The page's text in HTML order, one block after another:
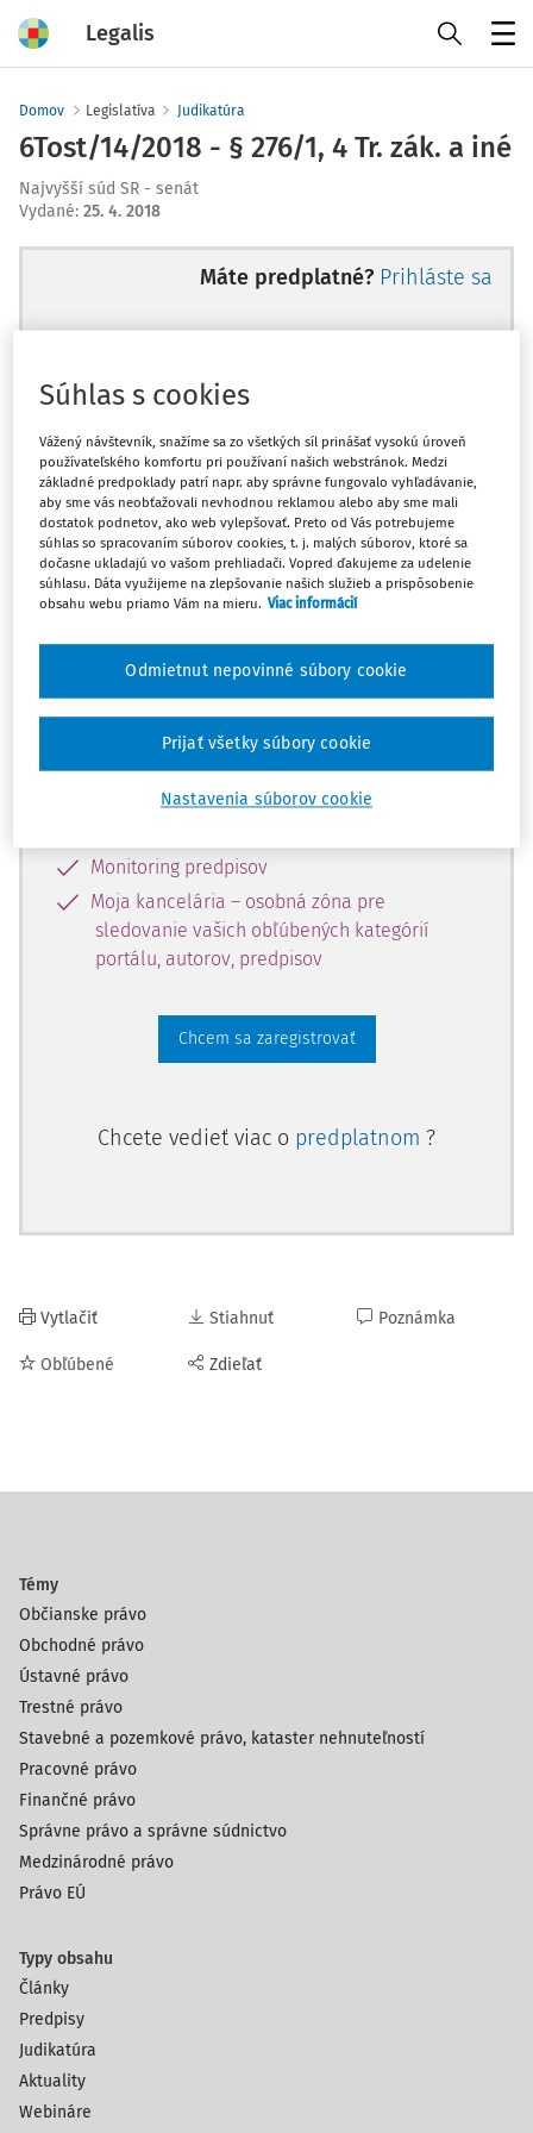
Legalis
Domov Legislatíva Judikatúra
6Tost/14/2018 - § 276/1, 4 Tr. zák. a iné
Najvyšší súd SR - senát
Vydané: 25. 4. 2018
Máte predplatné? Prihláste sa
Ups, zatiaľ ste si prečítali len
začiatok...
Celý odborný obsah z tejto oblasti je
dostupný predplatiteľom portálu.
obsahu a získajte prístup na 10 dní
zdarma, stačí sa len zaregistrovať.
Vďaka registrácii získate prístup aj k
vybranému obsahu:
Monitoring predpisov
Moja kancelária – osobná zóna pre
sledovanie vašich obľúbených kategórií
portálu, autorov, predpisov
Chcem sa zaregistrovať
Chcete vedieť viac o predplatnom ?
Vytlačiť
Obľúbené
Stiahnuť
Zdieľať
Poznámka
Témy
Občianske právo
Obchodné právo
Ústavné právo
Trestné právo
Stavebné a pozemkové právo, kataster nehnuteľností
Pracovné právo
Finančné právo
Správne právo a správne súdnictvo
Medzinárodné právo
Právo EÚ
Typy obsahu
Články
Predpisy
Judikatúra
Aktuality
Webináre
Súhlas s cookies
Vážený návštevník, snažíme sa zo všetkých síl prinášať vysokú úroveň
používateľského komfortu pri používaní našich webstránok. Medzi
základné predpoklady patrí napr. aby správne fungovalo vyhľadávanie,
aby sme vás neobťažovali nevhodnou reklamou alebo aby sme mali
dostatok podnetov, ako web vylepšovať. Preto od Vás potrebujeme
súhlas so spracovaním súborov cookies, t. j. malých súborov, ktoré sa
dočasne ukladajú vo vašom prehliadači. Vopred ďakujeme za udelenie
súhlasu. Dáta využijeme na zlepšovanie našich služieb a prispôsobenie
obsahu webu priamo Vám na mieru. Viac informácií
Nastavenia súborov cookie
Odmietnut nepovinné súbory cookie
Prijať všetky súbory cookie